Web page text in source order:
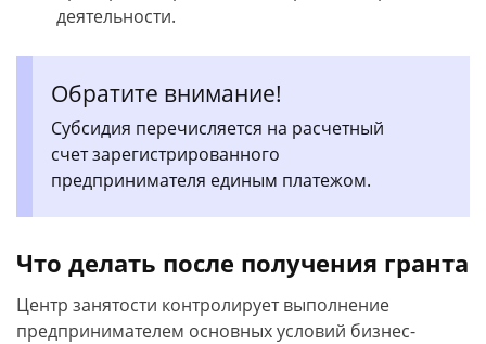
деятельности.
Обратите внимание!
Субсидия перечисляется на расчетный
счет зарегистрированного
предпринимателя единым платежом.
Что делать после получения гранта
Центр занятости контролирует выполнение
предпринимателем основных условий бизнес-